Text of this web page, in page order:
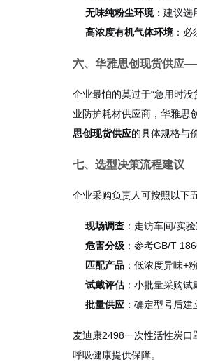
无味纯粉尘环境：建议选
高浓度有机气体环境：必
六、华雅思创现货供应
企业最怕的莫过于“急用时没
业防护耗材供应商，华雅思
思创现货供应的具体规格与
七、选型决策流程建议
企业采购负责人可按照以下
现场调查：走访车间/实
危害分级：参考GB/T
匹配产品：低浓度异味+
试戴评估：小批量采购试
批量供应：确定型号后建
麦迪康2498一次性活性炭
呼吸健康提供保障。